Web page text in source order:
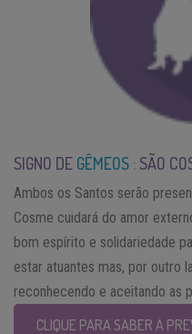
SIGNO DE GÊMEOS : SÃO
Ambos os Santos serão
Cosme cuidará do amor
bom espírito e solidariedade
estar atuantes mas, por outro
reconhecendo e aceitando as
CLIQUE PARA SABER A